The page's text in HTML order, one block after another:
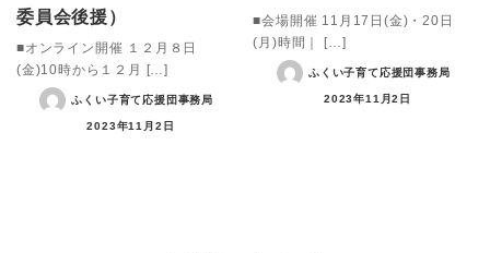
委員会後援）
■オンライン開催 １２月８日
(金)10時から１２月 […]
ふくい子育て応援団事務局
2023年11月2日
■会場開催 11月17日(金)・20日
(月)時間｜ […]
ふくい子育て応援団事務局
2023年11月2日